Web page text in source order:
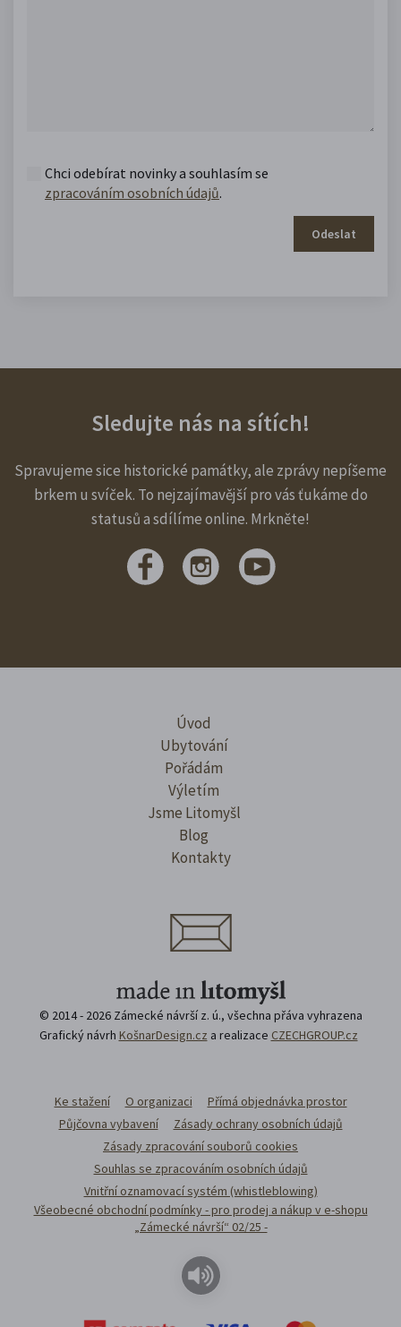
Chci odebírat novinky a souhlasím se
zpracováním osobních údajů.
Odeslat
Sledujte nás na sítích!
Spravujeme sice historické památky, ale zprávy nepíšeme
brkem u svíček. To nejzajímavější pro vás ťukáme do
statusů a sdílíme online. Mrkněte!
Úvod
Ubytování
Pořádám
Výletím
Jsme Litomyšl
Blog
Kontakty
© 2014 - 2026 Zámecké návrší z. ú., všechna přáva vyhrazena
Grafický návrh KošnarDesign.cz a realizace CZECHGROUP.cz
Ke stažení O organizaci
Přímá objednávka prostor
Půjčovna vybavení
Zásady ochrany osobních údajů
Zásady zpracování souborů cookies
Souhlas se zpracováním osobních údajů
Vnitřní oznamovací systém (whistleblowing)
Všeobecné obchodní podmínky - pro prodej a nákup v e-shopu
„Zámecké návrší“ 02/25 -